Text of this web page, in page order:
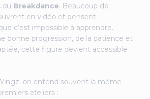
du Breakdance. Beaucoup de
en vidéo et pensent
c’est impossible à apprendre.
bonne progression, de la patience et
cette figure devient accessible
on entend souvent la même
ateliers :